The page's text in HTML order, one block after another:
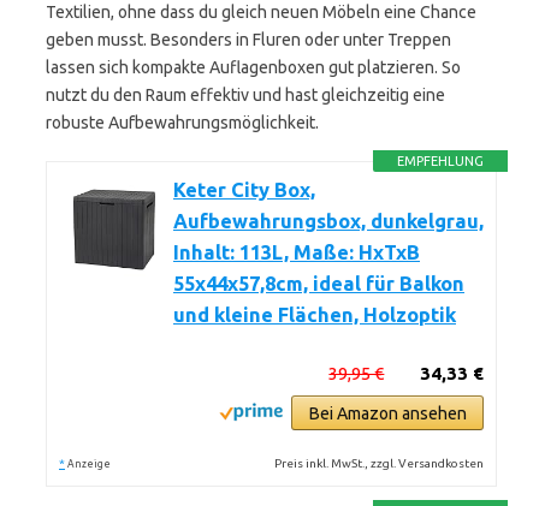
Textilien, ohne dass du gleich neuen Möbeln eine Chance
geben musst. Besonders in Fluren oder unter Treppen
lassen sich kompakte Auflagenboxen gut platzieren. So
nutzt du den Raum effektiv und hast gleichzeitig eine
robuste Aufbewahrungsmöglichkeit.
EMPFEHLUNG
Keter City Box,
Aufbewahrungsbox, dunkelgrau,
Inhalt: 113L, Maße: HxTxB
55x44x57,8cm, ideal für Balkon
und kleine Flächen, Holzoptik
34,33 €
39,95 €
Bei Amazon ansehen
* Anzeige Preis inkl. MwSt., zzgl. Versandkosten